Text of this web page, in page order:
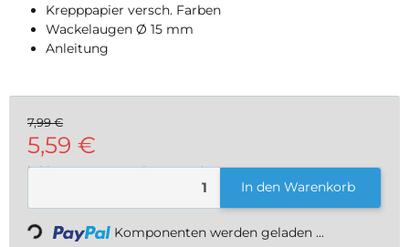
Krepppapier versch. Farben
Wackelaugen Ø 15 mm
Anleitung
7,99 €
5,59 €
inkl. 19% USt. , zzgl.Versand
In den Warenkorb
Loading... Komponenten werden geladen ...